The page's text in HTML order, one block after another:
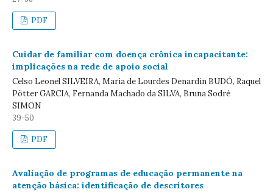
PDF
Cuidar de familiar com doença crônica incapacitante:
implicações na rede de apoio social
Celso Leonel SILVEIRA, Maria de Lourdes Denardin BUDÓ, Raquel
Pötter GARCIA, Fernanda Machado da SILVA, Bruna Sodré
SIMON
39-50
PDF
Avaliação de programas de educação permanente na
atenção básica: identificação de descritores